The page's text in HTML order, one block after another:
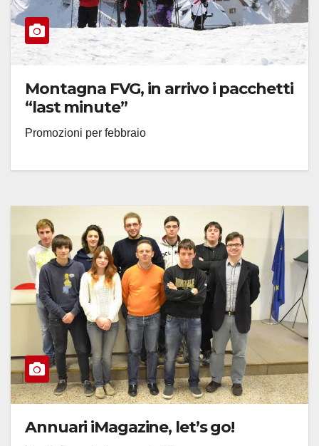
Montagna FVG, in arrivo i pacchetti
“last minute”
Promozioni per febbraio
Annuari iMagazine, let’s go!